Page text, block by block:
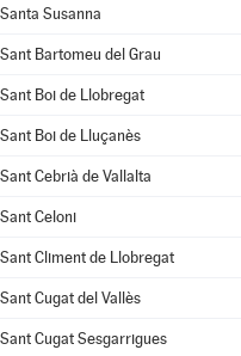
Santa Susanna
Sant Bartomeu del Grau
Sant Boi de Llobregat
Sant Boi de Lluçanès
Sant Cebrià de Vallalta
Sant Celoni
Sant Climent de Llobregat
Sant Cugat del Vallès
Sant Cugat Sesgarrigues